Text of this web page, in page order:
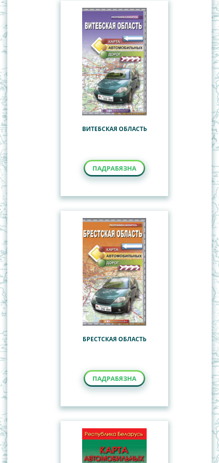
ВИТЕБСКАЯ ОБЛАСТЬ
ПАДРАБЯЗНА
БРЕСТСКАЯ ОБЛАСТЬ
ПАДРАБЯЗНА